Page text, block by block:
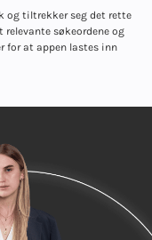
og tiltrekker seg det rette
relevante søkeordene og
for at appen lastes inn